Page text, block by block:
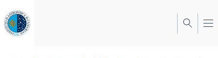
al
contenido
principal